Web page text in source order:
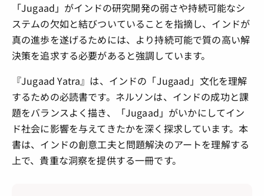
「Jugaad」がインドの研究開発の弱さや持続可能なシ
ステムの欠如と結びついていることを指摘し、インドが
真の進歩を遂げるためには、より持続可能で質の高い解
決策を追求する必要があると強調しています。
『Jugaad Yatra』は、インドの「Jugaad」文化を理解
するための必読書です。ネルソンは、インドの成功と課
題をバランスよく描き、「Jugaad」がいかにしてイン
ド社会に影響を与えてきたかを深く探求しています。本
書は、インドの創意工夫と問題解決のアートを理解する
上で、貴重な洞察を提供する一冊です。